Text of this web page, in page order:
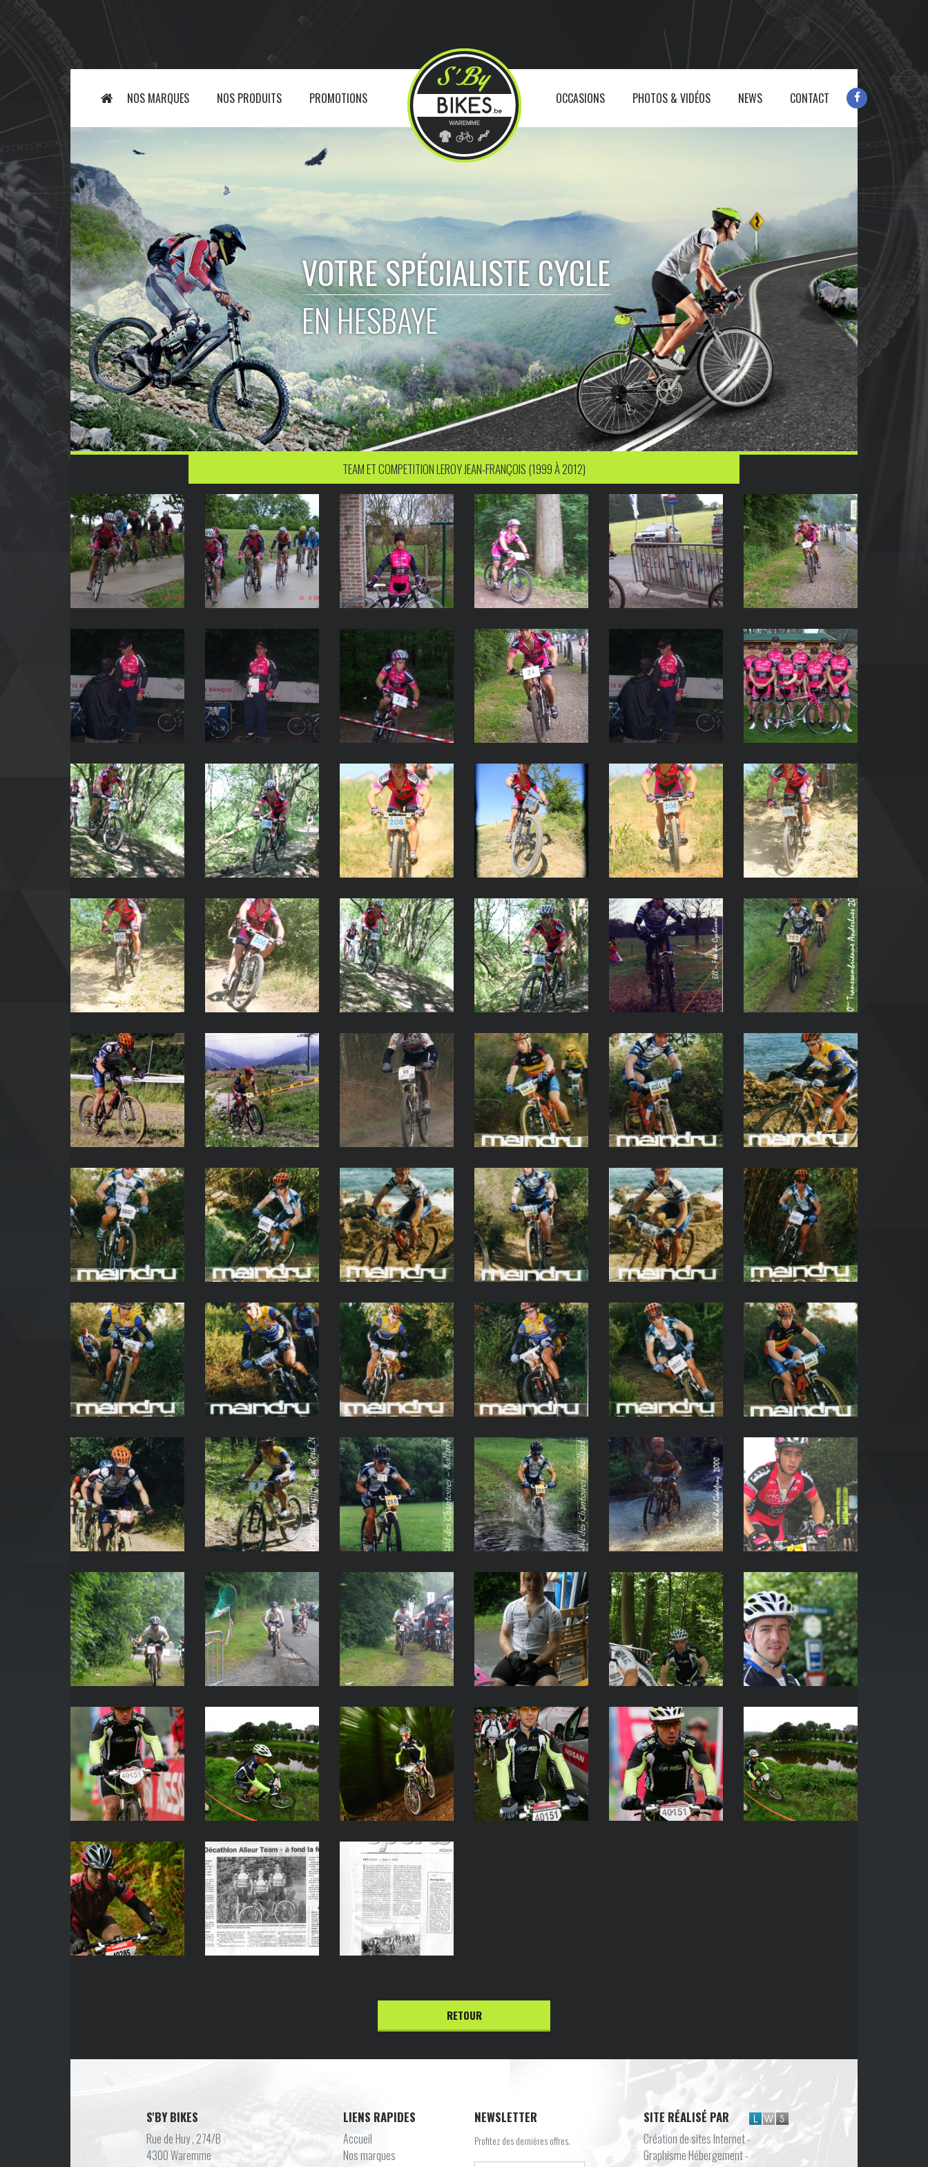
NOS MARQUES NOS PRODUITS PROMOTIONS OCCASIONS PHOTOS & VIDÉOS NEWS CONTACT
VOTRE SPÉCIALISTE CYCLE
EN HESBAYE
TEAM ET COMPETITION LEROY JEAN-FRANÇOIS (1999 À 2012)
RETOUR
S'BY BIKES
Rue de Huy , 274/B
4300 Waremme
LIENS RAPIDES
Accueil
Nos marques
NEWSLETTER
Profitez des dernières offres.
SITE RÉALISÉ PAR
Création de sites Internet -
Graphisme Hébergement -